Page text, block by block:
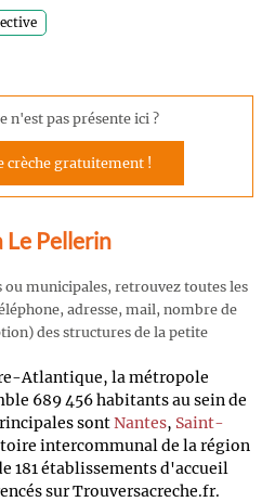
n'est pas présente ici ?
crèche gratuitement !
Le Pellerin
ou municipales, retrouvez toutes les
adresse, mail, nombre de
des structures de la petite
Atlantique, la métropole
689 456 habitants au sein de
sontNantes, Saint-
intercommunal de la région
181 établissements d'accueil
sur Trouversacreche.fr.